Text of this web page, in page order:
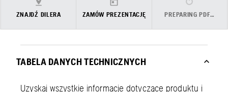
ZNAJDŹ DILERA ZAMÓW PREZENTACJĘ PREPARING PDF…
TABELA DANYCH TECHNICZNYCH
Uzyskaj wszystkie informacje dotyczące produktu i